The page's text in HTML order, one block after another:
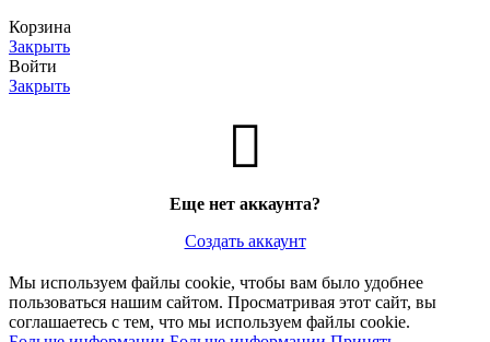
Корзина
Закрыть
Войти
Закрыть
Еще нет аккаунта?
Создать аккаунт
Мы используем файлы cookie, чтобы вам было удобнее
пользоваться нашим сайтом. Просматривая этот сайт, вы
соглашаетесь с тем, что мы используем файлы cookie.